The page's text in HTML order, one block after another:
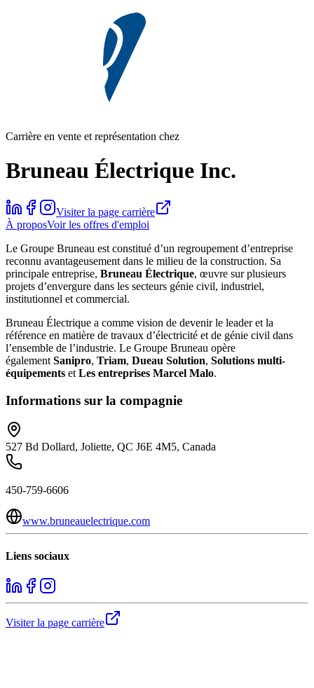
Carrière en vente et représentation chez
Bruneau Électrique Inc.
Visiter la page carrière
À proposVoir les offres d'emploi
Le Groupe Bruneau est constitué d’un regroupement d’entreprise
reconnu avantageusement dans le milieu de la construction. Sa
principale entreprise, Bruneau Électrique, œuvre sur plusieurs
projets d’envergure dans les secteurs génie civil, industriel,
institutionnel et commercial.
Bruneau Électrique a comme vision de devenir le leader et la
référence en matière de travaux d’électricité et de génie civil dans
l’ensemble de l’industrie. Le Groupe Bruneau opère
également Sanipro, Triam, Dueau Solution, Solutions multi-
équipements et Les entreprises Marcel Malo.
Informations sur la compagnie
527 Bd Dollard, Joliette, QC J6E 4M5, Canada
450-759-6606
www.bruneauelectrique.com
Liens sociaux
Visiter la page carrière